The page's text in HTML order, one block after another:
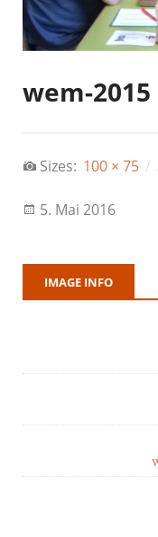
wem-2015
Sizes: 100 × 75 /
5. Mai 2016
IMAGE INFO